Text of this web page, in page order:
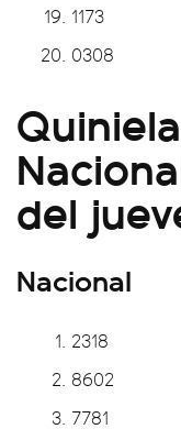
1173
0308
del
Nacional
2318
8602
7781